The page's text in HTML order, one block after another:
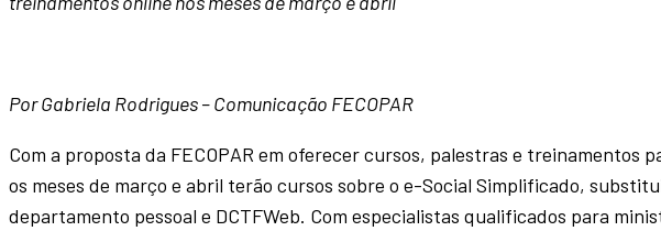
Por Gabriela Rodrigues – Comunicação FECOPAR
Com a proposta da FECOPAR em oferecer cursos, palestras e treinamentos
os meses de março e abril terão cursos sobre o e-Social Simplificado,
departamento pessoal e DCTFWeb. Com especialistas qualificados para